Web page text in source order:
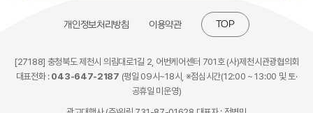
개인정보처리방침 이용약관 TOP
[27188] 충청북도 제천시 의림대로1길 2, 어번케어센터 701호 (사)제천시관광협의회
대표전화 : 043-647-2187 (평일 09시~18시, ※점심시간(12:00 ~ 13:00 및 토·
공휴일 미운영)